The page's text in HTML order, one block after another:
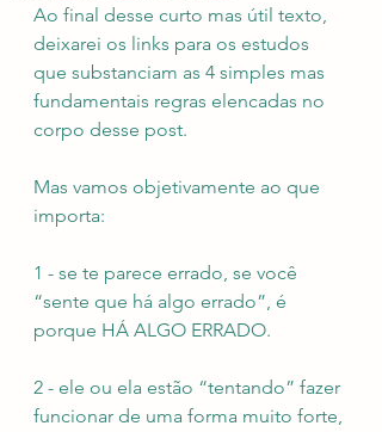
Ao final desse curto mas útil texto,
deixarei os links para os estudos
que substanciam as 4 simples mas
fundamentais regras elencadas no
corpo desse post.
Mas vamos objetivamente ao que
importa:
1 - se te parece errado, se você
“sente que há algo errado”, é
porque HÁ ALGO ERRADO.
2 - ele ou ela estão “tentando” fazer
funcionar de uma forma muito forte,